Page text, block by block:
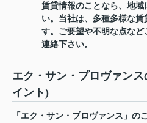
賃貸情報のことなら、地
い。当社は、多種多様な
す。ご要望や不明な点な
連絡下さい。
エク・サン・プロヴァン
イント)
「エク・サン・プロヴァンス」の